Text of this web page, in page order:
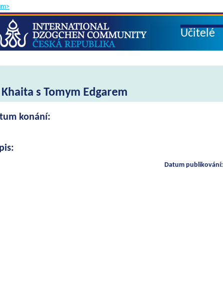
Učitelé
Khaita s Tomym Edgarem
konání:
Datum publikování: